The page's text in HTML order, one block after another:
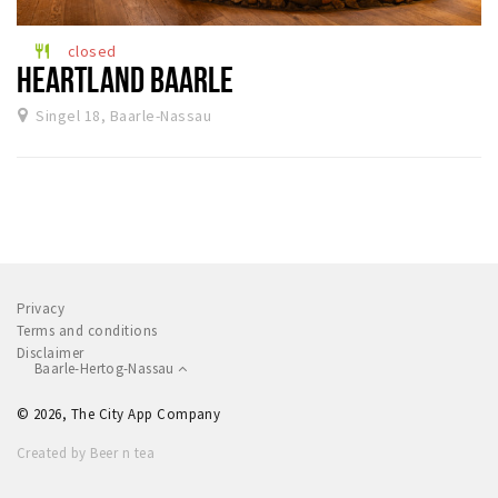
Dormir
Récréation
Achats
Activité
Piste cyclable
restaurant closed
HEARTLAND BAARLE
Singel 18, Baarle-Nassau
Privacy
Terms and conditions
Disclaimer
Baarle-Hertog-Nassau
© 2026, The City App Company
Created by Beer n tea